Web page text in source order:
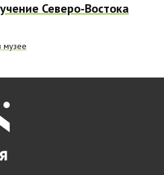
Северо-Востока
музее